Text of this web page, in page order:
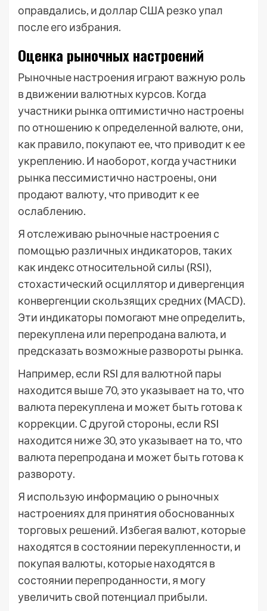
оправдались, и доллар США резко упал
после его избрания.
Оценка рыночных настроений
Рыночные настроения играют важную роль
в движении валютных курсов. Когда
участники рынка оптимистично настроены
по отношению к определенной валюте, они,
как правило, покупают ее, что приводит к ее
укреплению. И наоборот, когда участники
рынка пессимистично настроены, они
продают валюту, что приводит к ее
ослаблению.
Я отслеживаю рыночные настроения с
помощью различных индикаторов, таких
как индекс относительной силы (RSI),
стохастический осциллятор и дивергенция
конвергенции скользящих средних (MACD).
Эти индикаторы помогают мне определить,
перекуплена или перепродана валюта, и
предсказать возможные развороты рынка.
Например, если RSI для валютной пары
находится выше 70, это указывает на то, что
валюта перекуплена и может быть готова к
коррекции. С другой стороны, если RSI
находится ниже 30, это указывает на то, что
валюта перепродана и может быть готова к
развороту.
Я использую информацию о рыночных
настроениях для принятия обоснованных
торговых решений. Избегая валют, которые
находятся в состоянии перекупленности, и
покупая валюты, которые находятся в
состоянии перепроданности, я могу
увеличить свой потенциал прибыли.